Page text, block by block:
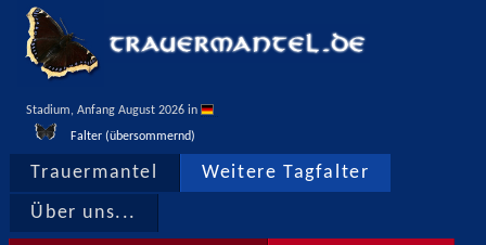
Stadium, Anfang August 2026 in
Falter (übersommernd)
Trauermantel Weitere Tagfalter
Über uns...